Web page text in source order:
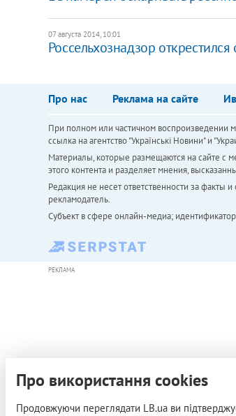
07 августа 2014, 10:01
Россельхознадзор
Про нас Реклама на сайте
При полном или частичном воспроизведении
ссылка на агентство "Українськi Новини" и
Материалы, которые размещаются на сайте с
этого контента и разделяет мнения,
Редакция не несет ответственности за факты
рекламодатель.
Субъект в сфере онлайн-медиа;
РЕКЛАМА
Про використання cookies
Продовжуючи переглядати LB.ua ви